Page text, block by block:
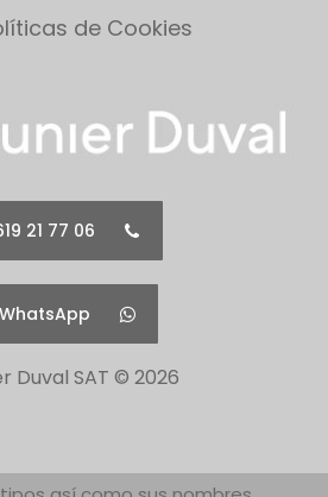
de Cookies
21 77 06
WhatsApp
Duval SAT ©2026